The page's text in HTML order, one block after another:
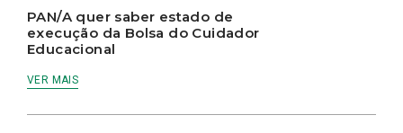
PAN/A quer saber estado de
execução da Bolsa do Cuidador
Educacional
VER MAIS